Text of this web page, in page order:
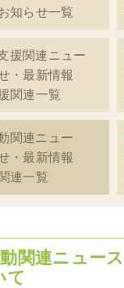
知らせ一覧
関連一覧
連一覧
て